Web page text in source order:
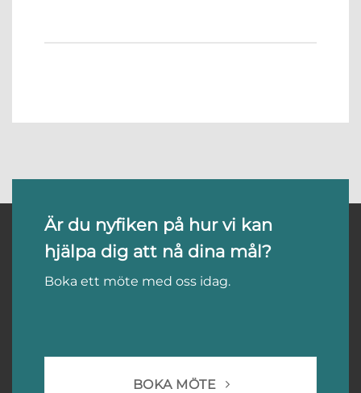
Är du nyfiken på hur vi kan
hjälpa dig att nå dina mål?
Boka ett möte med oss idag.
BOKA MÖTE